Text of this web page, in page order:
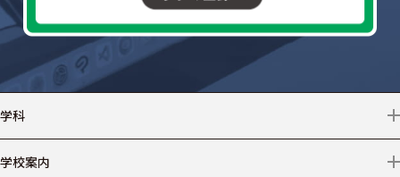
学科
情報テクノロジー
学校案内